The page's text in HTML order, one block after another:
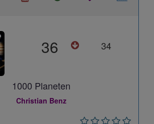
36 34
1000 Planeten
Christian Benz